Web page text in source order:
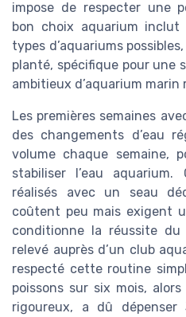
impose de respecter une
bon choix aquarium
types d’aquariums
planté, spécifique pour une
ambitieux d’aquarium
Les premières semaines
des changements d’eau
volume chaque semaine,
stabiliser l’eau aquarium.
réalisés avec un seau
coûtent peu mais exigent
conditionne la réussite
relevé auprès d’un club
respecté cette routine
poissons sur six mois,
rigoureux, a dû